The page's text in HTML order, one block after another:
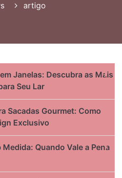
artigo
Janelas: Descubra as Mais
Seu Lar
Sacadas Gourmet: Como
Exclusivo
Quando Vale a Pena